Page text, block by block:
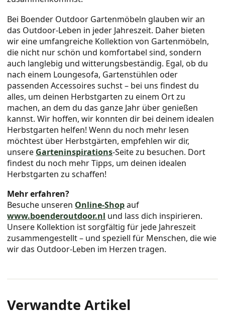
Bei Boender Outdoor Gartenmöbeln glauben wir an
das Outdoor-Leben in jeder Jahreszeit. Daher bieten
wir eine umfangreiche Kollektion von Gartenmöbeln,
die nicht nur schön und komfortabel sind, sondern
auch langlebig und witterungsbeständig. Egal, ob du
nach einem Loungesofa, Gartenstühlen oder
passenden Accessoires suchst – bei uns findest du
alles, um deinen Herbstgarten zu einem Ort zu
machen, an dem du das ganze Jahr über genießen
kannst. Wir hoffen, wir konnten dir bei deinem idealen
Herbstgarten helfen! Wenn du noch mehr lesen
möchtest über Herbstgärten, empfehlen wir dir,
unsere Garteninspirations-Seite zu besuchen. Dort
findest du noch mehr Tipps, um deinen idealen
Herbstgarten zu schaffen!
Mehr erfahren?
Besuche unseren Online-Shopauf
www.boenderoutdoor.nl und lass dich inspirieren.
Unsere Kollektion ist sorgfältig für jede Jahreszeit
zusammengestellt – und speziell für Menschen, die wie
wir das Outdoor-Leben im Herzen tragen.
Verwandte Artikel